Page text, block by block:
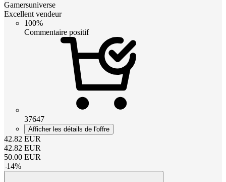
Gamersuniverse
Excellent vendeur
100%
Commentaire positif
37647
Afficher les détails de l'offre
42.82 EUR
42.82 EUR
50.00 EUR
-14%